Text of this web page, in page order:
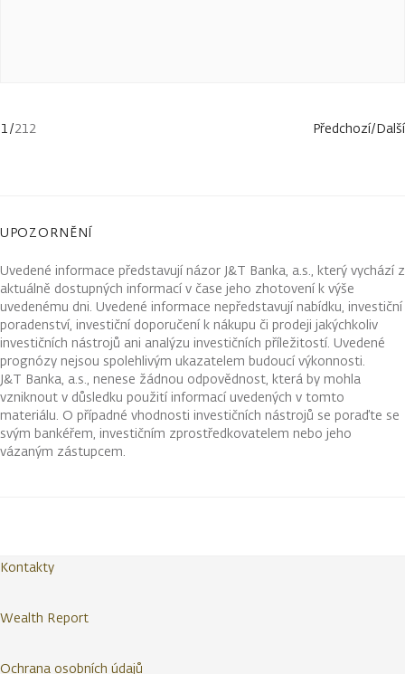
1/212 Předchozí/Další
UPOZORNĚNÍ
Uvedené informace představují názor J&T Banka, a.s., který vychází z
aktuálně dostupných informací v čase jeho zhotovení k výše
uvedenému dni. Uvedené informace nepředstavují nabídku, investiční
poradenství, investiční doporučení k nákupu či prodeji jakýchkoliv
investičních nástrojů ani analýzu investičních příležitostí. Uvedené
prognózy nejsou spolehlivým ukazatelem budoucí výkonnosti.
J&T Banka, a.s., nenese žádnou odpovědnost, která by mohla
vzniknout v důsledku použití informací uvedených v tomto
materiálu. O případné vhodnosti investičních nástrojů se poraďte se
svým bankéřem, investičním zprostředkovatelem nebo jeho
vázaným zástupcem.
Kontakty
Wealth Report
Ochrana osobních údajů